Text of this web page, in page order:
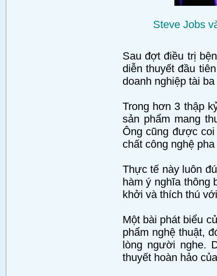
Steve Jobs
Sau đợt điều trị
diễn thuyết đầu
doanh nghiệp tài
Trong hơn 3 thập
sản phẩm mang
Ông cũng được
chất công nghệ
Thực tế này luôn
hàm ý nghĩa thông
khởi và thích thú
Một bài phát biểu
phẩm nghệ thuật,
lòng người nghe.
thuyết hoàn hảo